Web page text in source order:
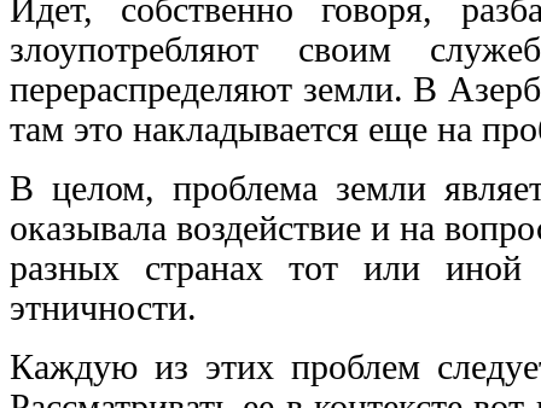
Идет, собственно говоря,
злоупотребляют своим
перераспределяют земли. В
там это накладывается еще на
В целом, проблема земли
оказывала воздействие и на
разных странах тот или иной
этничности.
Каждую из этих проблем